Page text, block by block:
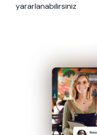
yararlanabilirsiniz